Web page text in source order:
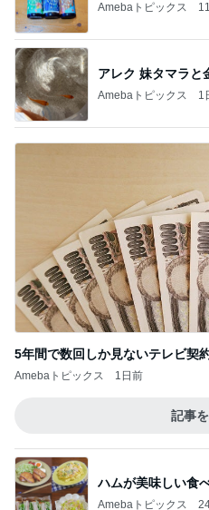
ほろ苦いコーヒー風味の大人のサ
Amebaトピックス 1日前
記事
疲労MAXで取り入
ジャンル人気記事ランキ
1
＊踏んだり蹴
みかぱちこ家の